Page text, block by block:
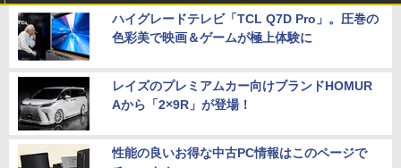
ハイグレードテレビ「TCL Q7D Pro」。圧巻の
色彩美で映画＆ゲームが極上体験に
レイズのプレミアムカー向けブランドHOMUR
Aから「2×9R」が登場！
性能の良いお得な中古PC情報はこのページで